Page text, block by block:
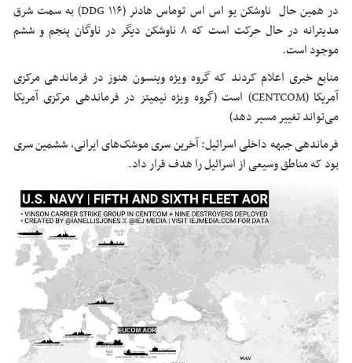
در همین حال ناوشکن یو اس اس توماس هادنر (DDG ۱۱۶) به سمت شرق
مدیترانه در حال حرکت است که ۸ ناوشکن دیگر در ناوگان پنجم و ششم
موجود است.
منابع خبری اعلام کردند که گروه ویژه وینسون هنوز در فرماندهی مرکزی
آمریکا (CENTCOM) است (گروه ویژه نیمیتز در فرماندهی مرکزی آمریکا
می‌تواند تغییر مسیر دهد)
فرماندهی جبهه داخلی اسرائیل: آخرین سری موشک‌های ایرانی، ششمین سری
بود که مناطق وسیعی از اسرائیل را هدف قرار داد.